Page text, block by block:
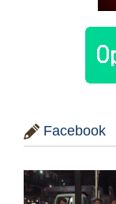
Facebook